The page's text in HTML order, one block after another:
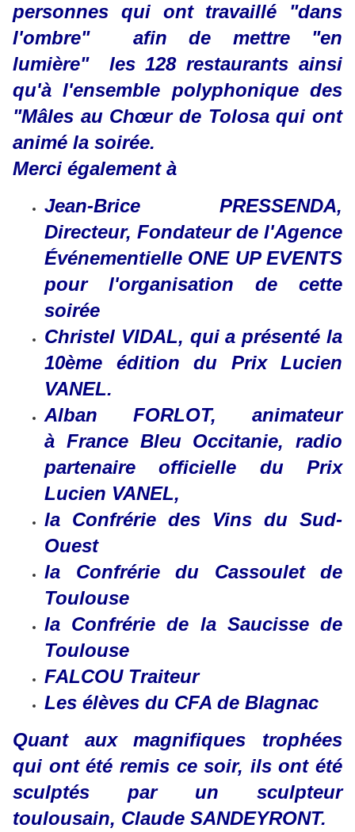
personnes qui ont travaillé "dans
l'ombre" afin de mettre "en
lumière" les 128 restaurants ainsi
qu'à l'ensemble polyphoniquedes
"Mâles au Chœurde Tolosa qui ont
animé la soirée.
Merci également à
Jean-Brice PRESSENDA,
Directeur, Fondateur de l'Agence
Événementielle ONE UP EVENTS
pour l'organisation de cette
soirée
Christel VIDAL, qui a présenté la
10ème édition du Prix Lucien
VANEL.
Alban FORLOT, animateur
à France Bleu Occitanie, radio
partenaire officielle du Prix
Lucien VANEL,
la Confrérie des Vins du Sud-
Ouest
la Confrérie du Cassoulet de
Toulouse
la Confrérie de la Saucisse de
Toulouse
FALCOU Traiteur
Les élèves du CFA de Blagnac
​​​​​​​Quant aux magnifiques trophées
qui ont été remis ce soir, ils ont été
sculptés par un sculpteur
toulousain, Claude SANDEYRONT.